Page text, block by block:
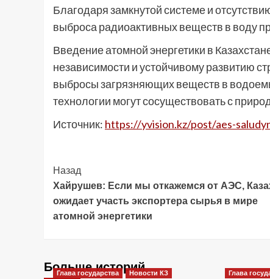
Благодаря замкнутой системе и
выброса радиоактивных веществ в воду
Введение атомной энергетики в
независимости и устойчивому развитию
выбросы загрязняющих веществ в
технологии могут сосуществовать с
Источник: https://yvision.kz/post/aes-
Post
Navigation
Назад
Хайрушев: Если мы откажемся от АЭС,
ожидает участь экспортера сырья в мире
атомной энергетики
Больше историй
Глава государства Новости КЗ Глава